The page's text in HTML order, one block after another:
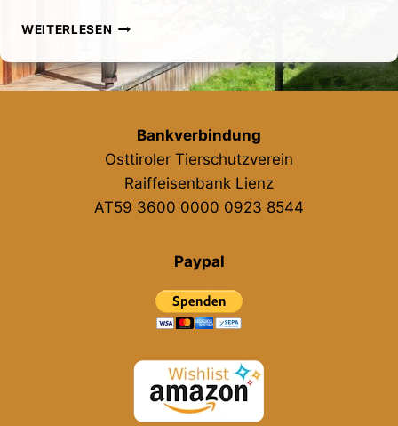
WEITERLESENFRANKIE
DÖLSACH
Bankverbindung
Osttiroler Tierschutzverein
Raiffeisenbank Lienz
AT59 3600 0000 0923 8544
Paypal